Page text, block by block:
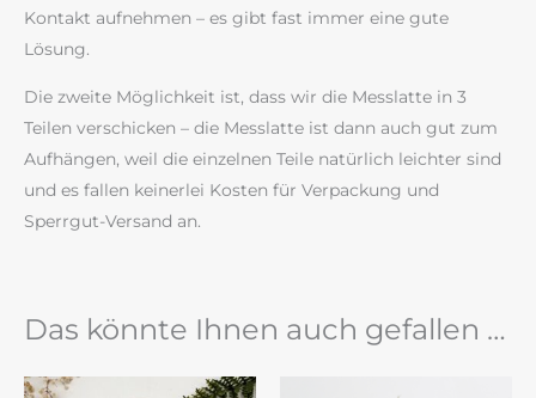
Kontakt aufnehmen – es gibt fast immer eine gute
Lösung.
Die zweite Möglichkeit ist, dass wir die Messlatte in 3
Teilen verschicken – die Messlatte ist dann auch gut zum
Aufhängen, weil die einzelnen Teile natürlich leichter sind
und es fallen keinerlei Kosten für Verpackung und
Sperrgut-Versand an.
Das könnte Ihnen auch gefallen …